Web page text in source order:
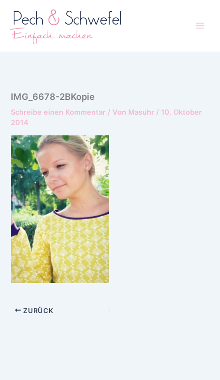
Inhalt
springen
IMG_6678-2BKopie
Schreibe einen Kommentar / Von Masuhr / 10. Oktober
2014
ZURÜCK